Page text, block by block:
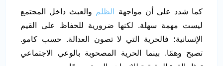
كما شدد على أن مواجهة الظلم والعبث داخل المجتمع
ليست مهمة سهلة. لكنها ضرورية للحفاظ على القيم
الإنسانية؛ فالحرية التي لا تصون العدالة. حسب كامو.
تصبح وهمًا. بينما الحرية المصحوبة بالوعي الاجتماعي